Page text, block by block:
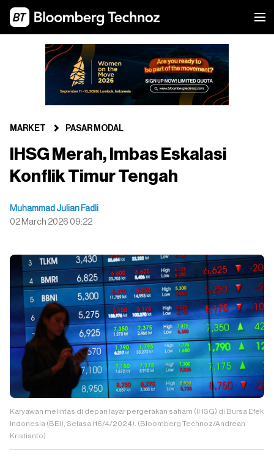
MARKET PASAR MODAL
IHSG Merah, Imbas Eskalasi
Konflik Timur Tengah
Muhammad Julian Fadli
02 March 2026 09:22
Karyawan melintas di depan layar pergerakan saham (IHSG) di Bursa Efek
Indonesia (BEI), Selasa (16/4/2024). (Bloomberg Technoz/Andrean
Kristianto)